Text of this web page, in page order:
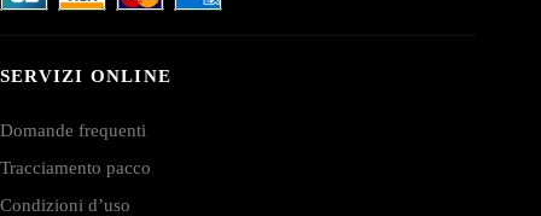
SERVIZI ONLINE
Domande frequenti
Tracciamento pacco
Condizioni d’uso